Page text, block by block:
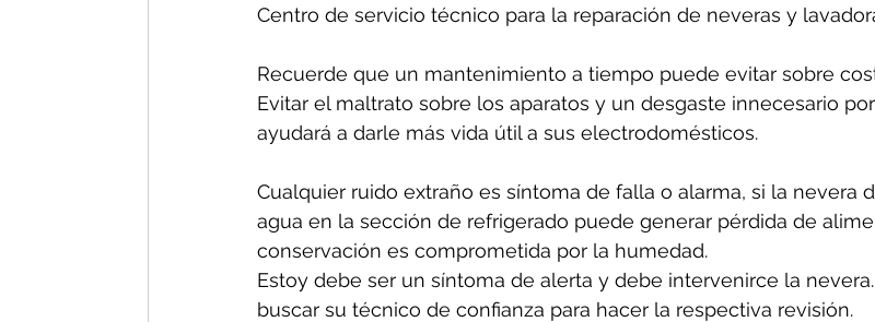
Centro de servicio técnico para la reparación de neveras y
Recuerde que un mantenimiento a tiempo puede evitar sobre
Evitar el maltrato sobre los aparatos y un desgaste innecesario
ayudará a darle más vida útil a sus electrodomésticos.
Cualquier ruido extraño es síntoma de falla o alarma, si la nevera
agua en la sección de refrigerado puede generar pérdida de
conservación es comprometida por la humedad.
Estoy debe ser un síntoma de alerta y debe intervenirce la
buscar su técnico de confianza para hacer la respectiva revisión.